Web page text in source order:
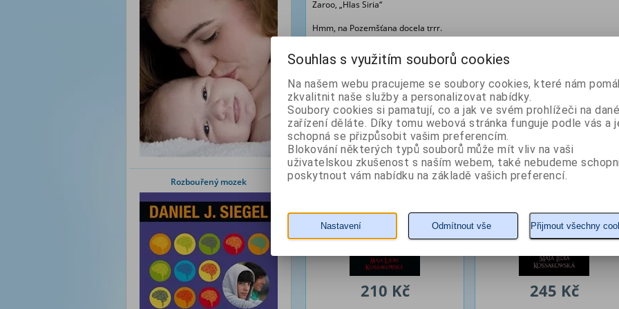
Rozbouřený mozek
Zaroo, „Hlas Siria“
Hmm, na Pozemšťana docela trrr.
S´mmm-ak, literárně-kulinární kritik sedmnáctého stupně.
Z naší nabídky vám doporučujeme
Řád Kraje Světa, svazek
druhý
Autor: Kossakowska Maja Lidia
210 Kč
Rozsévač větru
Autor: Kossakowska Maja Lidia
245 Kč
Souhlas s využitím souborů cookies
Na našem webu pracujeme se soubory cookies, které nám
zkvalitnit naše služby a personalizovat nabídky.
Soubory cookies si pamatují, co a jak ve svém prohlížeči na
zařízení děláte. Díky tomu webová stránka funguje podle vás a
schopná se přizpůsobit vašim preferencím.
Blokování některých typů souborů může mít vliv na vaši
uživatelskou zkušenost s naším webem, také nebudeme
poskytnout vám nabídku na základě vašich preferencí.
Nastavení Odmítnout vše Přijmout všechny